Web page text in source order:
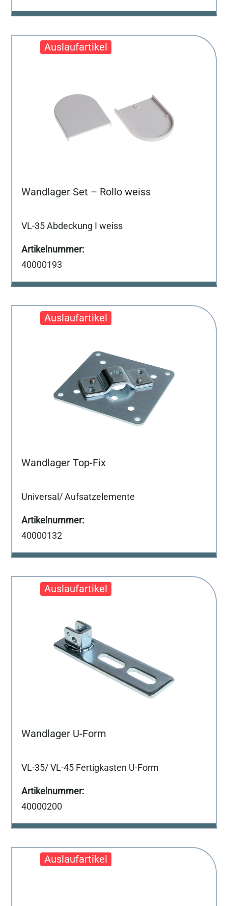
Wandlager Set – Rollo weiss
VL-35 Abdeckung I weiss
40000193
Wandlager Top-Fix
Universal/ Aufsatzelemente
40000132
Wandlager U-Form
VL-35/ VL-45 Fertigkasten U-Form
40000200